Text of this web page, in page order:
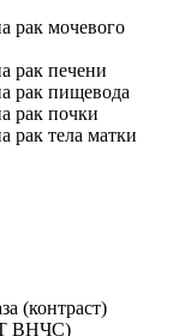
рак мочевого
рак печени
рак пищевода
рак почки
рак тела матки
(контраст)
ВНЧС)